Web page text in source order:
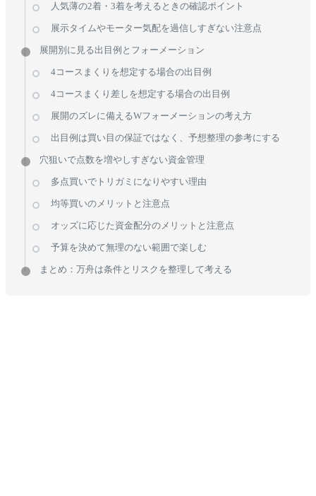
人気薄の2着・3着を考えるときの確認ポイント
展示タイムやモーター気配を過信しすぎない注意点
展開別に見る出目例とフォーメーション
4コースまくりを想定する場合の出目例
4コースまくり差しを想定する場合の出目例
展開のズレに備えるWフォーメーションの考え方
出目例は買い目の保証ではなく、予想整理の参考にする
穴狙いで点数を増やしすぎない資金管理
多点買いでトリガミになりやすい理由
均等買いのメリットと注意点
オッズに応じた資金配分のメリットと注意点
予算を決めて無理のない範囲で楽しむ
まとめ：万舟は条件とリスクを整理して考える